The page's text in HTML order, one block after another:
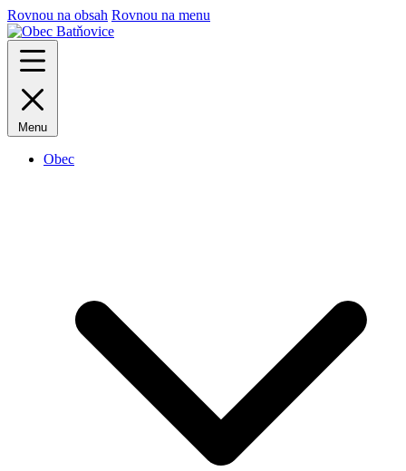
Rovnou na obsah Rovnou na menu
Menu
Obec